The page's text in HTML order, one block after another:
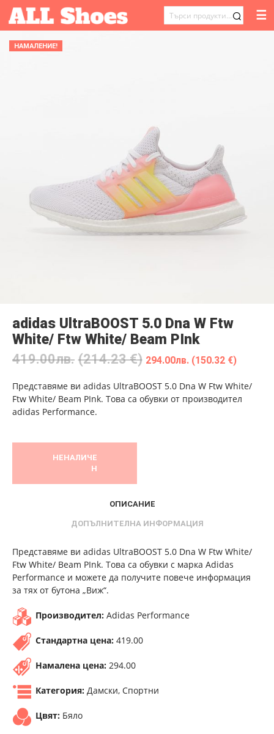
ТЪРСЕНЕ
☰
НАМАЛЕНИЕ!
adidas UltraBOOST 5.0 Dna W Ftw
White/ Ftw White/ Beam PInk
419.00лв. (214.23 €) 294.00лв. (150.32 €)
Представяме ви adidas UltraBOOST 5.0 Dna W Ftw White/
Ftw White/ Beam PInk. Това са обувки от производител
adidas Performance.
НЕНАЛИЧЕ
Н
ОПИСАНИЕ
ДОПЪЛНИТЕЛНА ИНФОРМАЦИЯ
Представяме ви adidas UltraBOOST 5.0 Dna W Ftw White/
Ftw White/ Beam PInk. Това са обувки с марка Adidas
Performance и можете да получите повече информация
за тях от бутона „Виж“.
Производител: Adidas Performance
Стандартна цена: 419.00
Намалена цена: 294.00
Категория: Дамски, Спортни
Цвят: Бяло